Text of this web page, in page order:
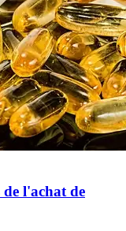
de l'achat de